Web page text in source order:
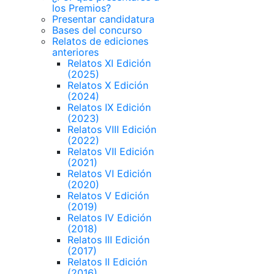
los Premios?
Presentar candidatura
Bases del concurso
Relatos de ediciones
anteriores
Relatos XI Edición
(2025)
Relatos X Edición
(2024)
Relatos IX Edición
(2023)
Relatos VIII Edición
(2022)
Relatos VII Edición
(2021)
Relatos VI Edición
(2020)
Relatos V Edición
(2019)
Relatos IV Edición
(2018)
Relatos III Edición
(2017)
Relatos II Edición